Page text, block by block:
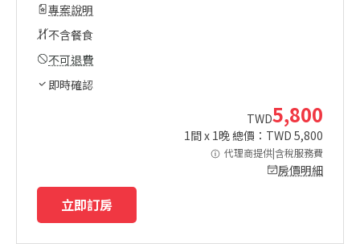
專案說明
不含餐食
不可退費
即時確認
TWD5,800
1間 x 1晚 總價：TWD 5,800
代理商提供|含稅服務費
房價明細
立即訂房